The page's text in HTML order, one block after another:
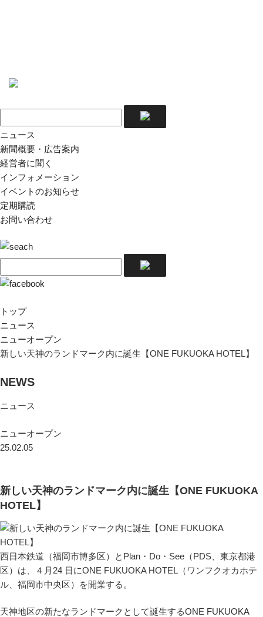
ニュース
新聞概要・広告案内
経営者に聞く
インフォメーション
イベントのお知らせ
定期購読
お問い合わせ
トップ
ニュース
ニューオープン
新しい天神のランドマーク内に誕生【ONE FUKUOKA HOTEL】
NEWS
ニュース
ニューオープン
25.02.05
新しい天神のランドマーク内に誕生【ONE FUKUOKA
HOTEL】
西日本鉄道（福岡市博多区）とPlan・Do・See（PDS、東京都港
区）は、４月24 日にONE FUKUOKA HOTEL（ワンフクオカホテ
ル、福岡市中央区）を開業する。
天神地区の新たなランドマークとして誕生するONE FUKUOKA